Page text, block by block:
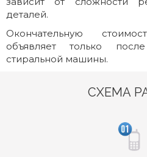
деталей.
Окончательную
объявляет только
стиральной машины.
СХЕМА